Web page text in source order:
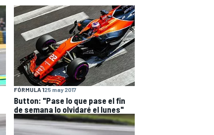
FÓRMULA 125 may 2017
Button: "Pase lo que pase el fin
de semana lo olvidaré el lunes"